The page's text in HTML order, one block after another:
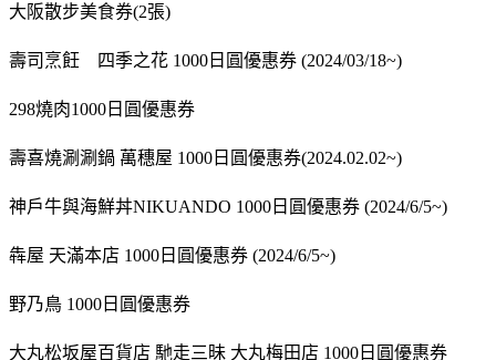
大阪散步美食券(2張)
壽司烹飪 四季之花 1000日圓優惠券 (2024/03/18~)
298燒肉1000日圓優惠券
壽喜燒涮涮鍋 萬穗屋 1000日圓優惠券(2024.02.02~)
神戶牛與海鮮丼NIKUANDO 1000日圓優惠券 (2024/6/5~)
犇屋 天滿本店 1000日圓優惠券 (2024/6/5~)
野乃鳥 1000日圓優惠券
大丸松坂屋百貨店 馳走三昧 大丸梅田店 1000日圓優惠券